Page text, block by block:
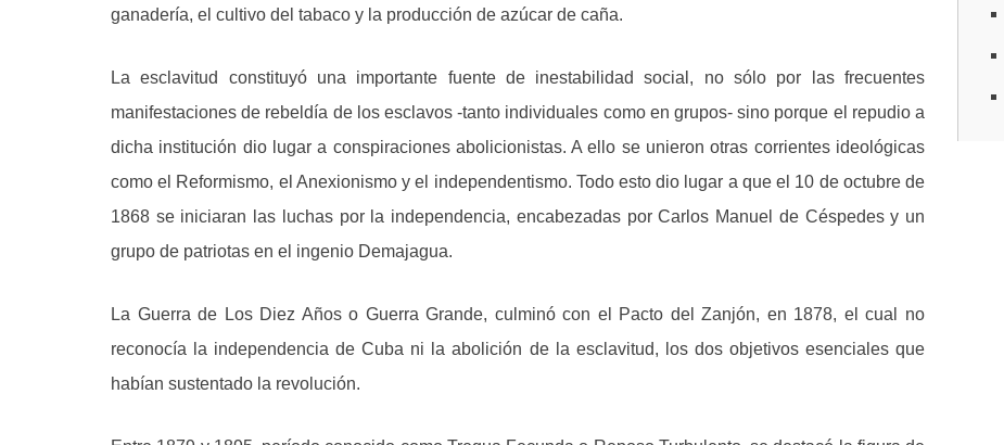
ganadería, el cultivo del tabaco y la producción de azúcar de caña.
La esclavitud constituyó una importante fuente de inestabilidad social, no sólo por las frecuentes
manifestaciones de rebeldía de los esclavos -tanto individuales como en grupos- sino porque el repudio a
dicha institución dio lugar a conspiraciones abolicionistas. A ello se unieron otras corrientes ideológicas
como el Reformismo, el Anexionismo y el independentismo. Todo esto dio lugar a que el 10 de octubre de
1868 se iniciaran las luchas por la independencia, encabezadas por Carlos Manuel de Céspedes y un
grupo de patriotas en el ingenio Demajagua.
La Guerra de Los Diez Años o Guerra Grande, culminó con el Pacto del Zanjón, en 1878, el cual no
reconocía la independencia de Cuba ni la abolición de la esclavitud, los dos objetivos esenciales que
habían sustentado la revolución.